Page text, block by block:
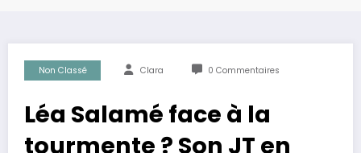
Non Classé Clara 0 Commentaires
Léa Salamé face à la
tourmente ? Son JT en